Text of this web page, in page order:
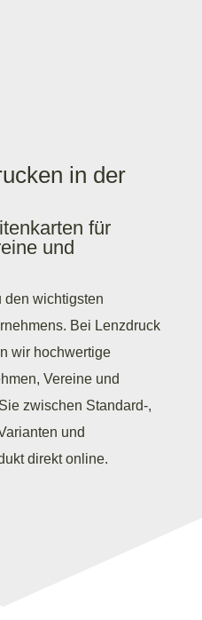
in der
für
und
den wichtigsten
Bei Lenzdruck
wir hochwertige
Vereine und
zwischen Standard-,
und
direkt online.